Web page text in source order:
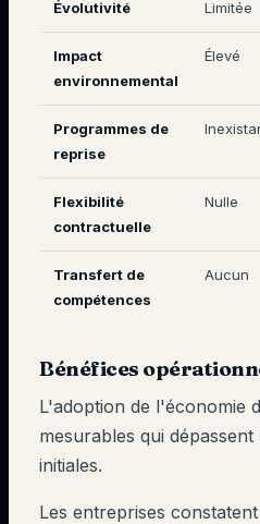
Évolutivité Limitée
Impact
environnemental
Élevé
Programmes de
reprise
Flexibilité
contractuelle
Nulle
Transfert de
compétences
Aucun
Bénéfices
L'adoption de l'économie
mesurables qui
initiales.
Les entreprises